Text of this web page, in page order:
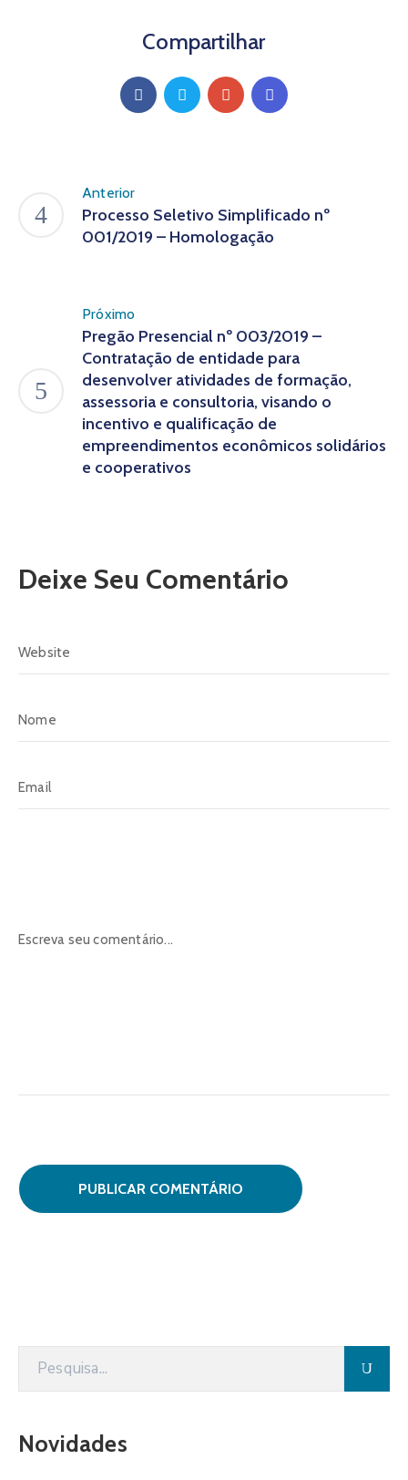
Compartilhar
Anterior
Processo Seletivo Simplificado nº
001/2019 – Homologação
Próximo
Pregão Presencial nº 003/2019 –
Contratação de entidade para
desenvolver atividades de formação,
assessoria e consultoria, visando o
incentivo e qualificação de
empreendimentos econômicos solidários
e cooperativos
Deixe Seu Comentário
Novidades